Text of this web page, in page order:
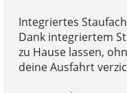
Integriertes Staufach
Dank integriertem
zu Hause lassen,
deine Ausfahrt